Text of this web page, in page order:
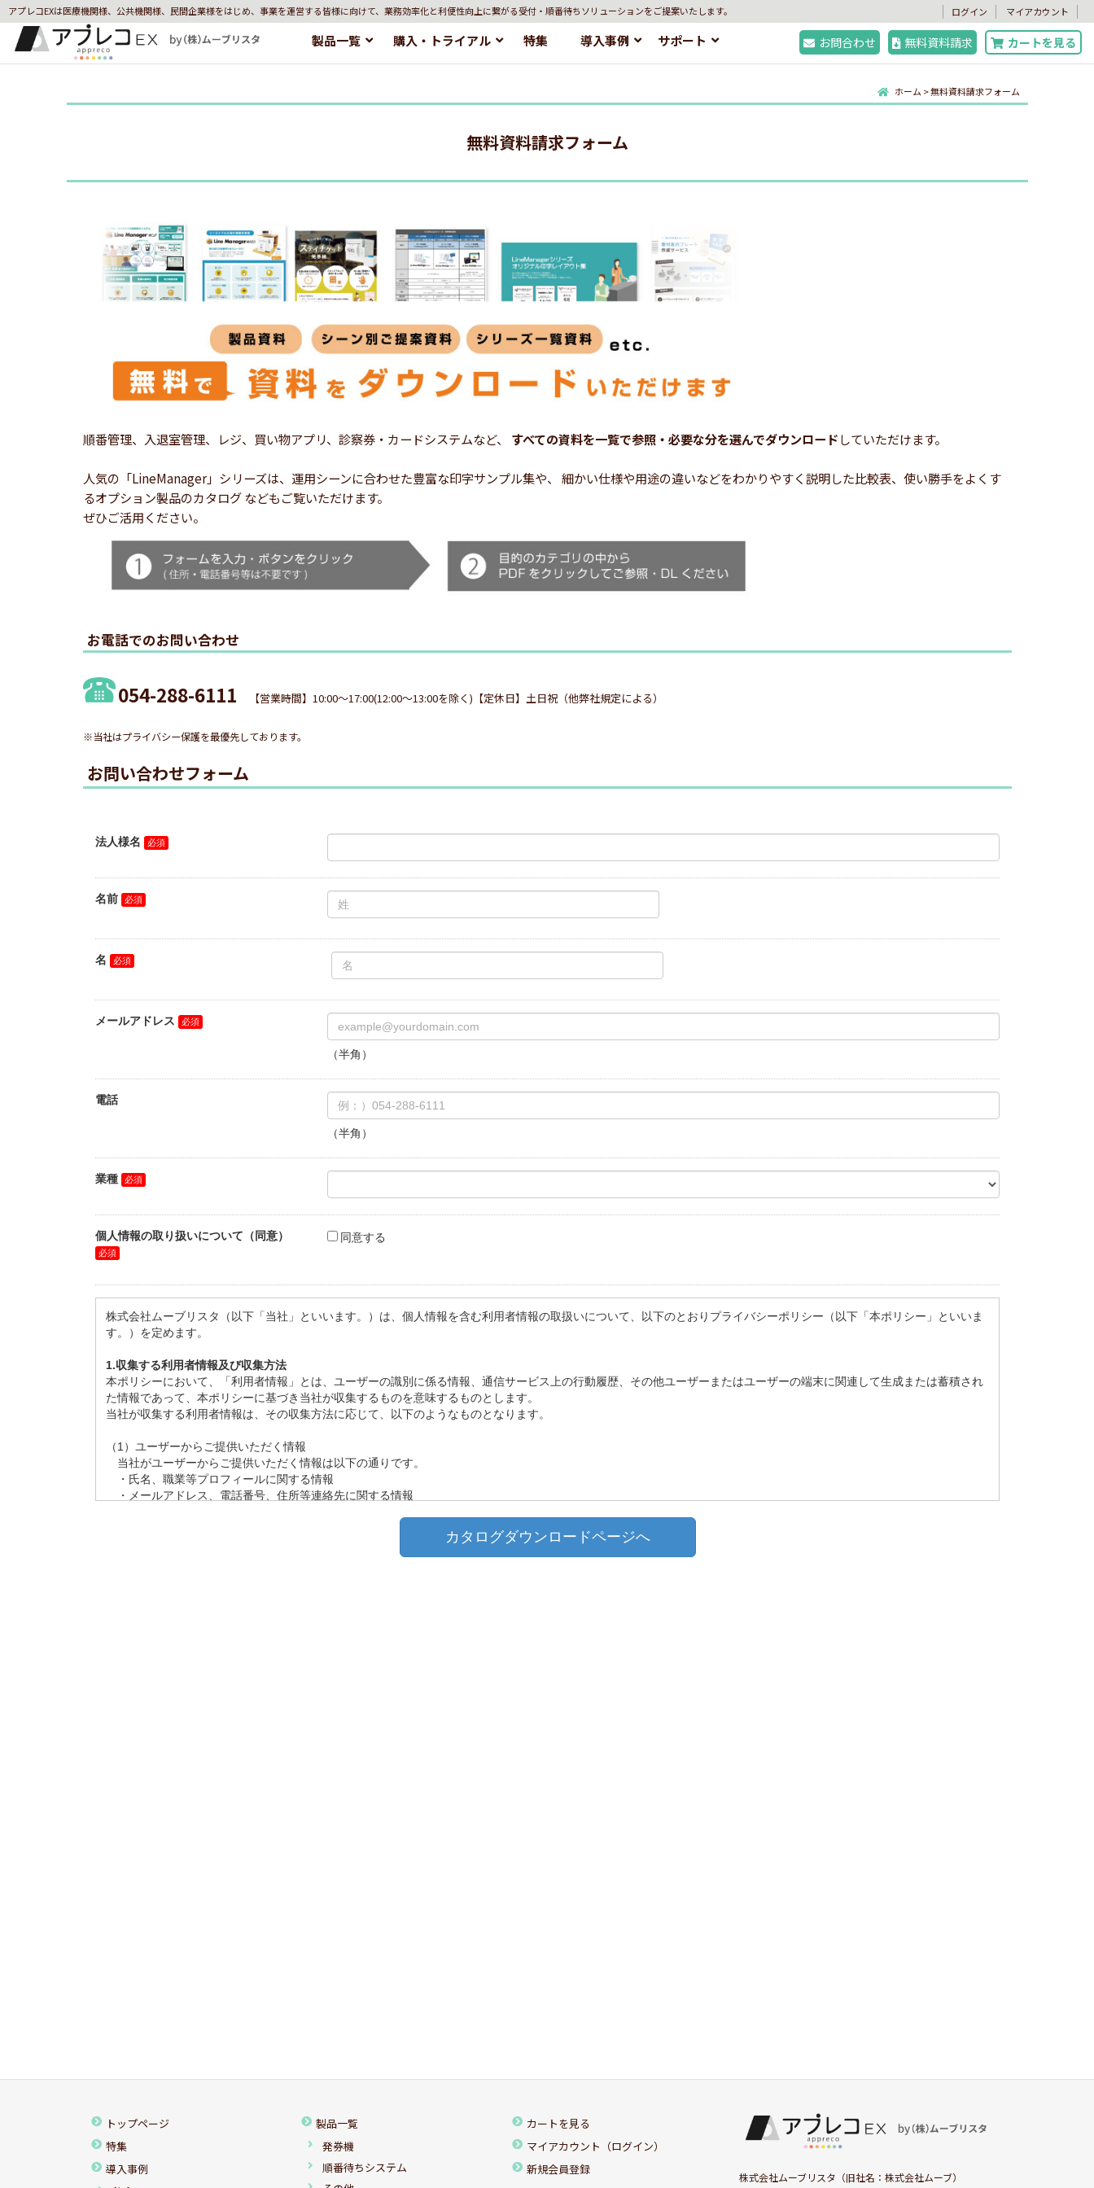
アプレコEXは医療機関様、公共機関様、民間企業様をはじめ、事業を運営する皆様に向けて、業務効率化と利便性向上に繋がる受付・順番待ちソリューションをご提案いたします。 ログイン マイアカウント
製品一覧 購入・トライアル 特集 導入事例 サポート お問合わせ 無料資料請求 カートを見る
ホーム >無料資料請求フォーム
無料資料請求フォーム
順番管理、入退室管理、レジ、買い物アプリ、診察券・カードシステムなど、 すべての資料を一覧で参照・必要な分を選んでダウンロードしていただけます。
人気の「LineManager」シリーズは、運用シーンに合わせた豊富な印字サンプル集や、 細かい仕様や用途の違いなどをわかりやすく説明した比較表、使い勝手をよくす
るオプション製品のカタログ などもご覧いただけます。
ぜひご活用ください。
お電話でのお問い合わせ
054-288-6111 【営業時間】10:00～17:00(12:00～13:00を除く)【定休日】土日祝（他弊社規定による）
※当社はプライバシー保護を最優先しております。
お問い合わせフォーム
トップページ
特集
導入事例
製品一覧
発券機
順番待ちシステム
カートを見る
マイアカウント（ログイン）
新規会員登録
株式会社ムーブリスタ（旧社名：株式会社ムーブ）